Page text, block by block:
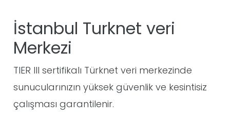
İstanbul Turknet veri
Merkezi
TIER III sertifikalı Türknet veri merkezinde
sunucularınızın yüksek güvenlik ve kesintisiz
çalışması garantilenir.